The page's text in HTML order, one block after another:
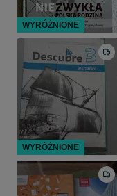
WYRÓŻNIONE
WYRÓŻNIONE